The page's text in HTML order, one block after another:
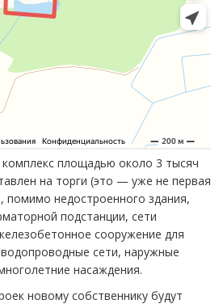
площадью около 3 тысяч
на торги (это — уже не первая
помимо недостроенного здания,
подстанции, сети
сооружение для
сети, наружные
насаждения.
новому собственнику будут